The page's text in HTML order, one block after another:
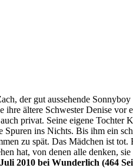
der gut aussehende
ältere Schwester Denise
privat. Seine eigene Tochter
ins Nichts. Bis ihm ein
zu spät. Das Mädchen ist
hat, von denen alle denken,
2010 bei Wunderlich (464